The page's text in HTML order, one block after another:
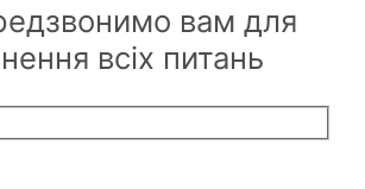
вам для
всіх питань